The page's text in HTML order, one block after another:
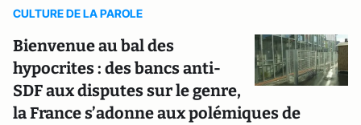
CULTURE DE LA PAROLE
Bienvenue au bal des
hypocrites : des bancs anti-
SDF aux disputes sur le genre,
la France s’adonne aux polémiques de